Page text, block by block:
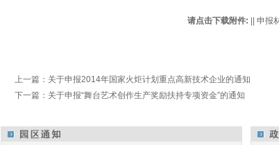
请点击下载附件: 申报
上一篇： 关于申报2014年国家火炬计划重点高新技术企业的通知
下一篇： 关于申报“舞台艺术创作生产奖励扶持专项资金”的通知